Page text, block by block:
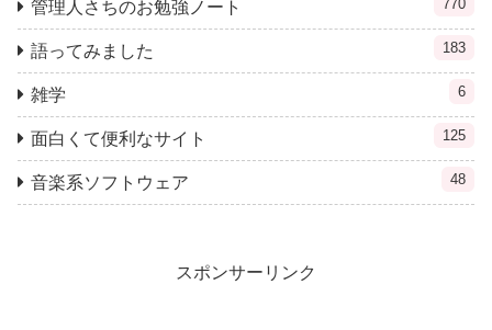
管理人さちのお勉強ノート 770
語ってみました 183
雑学 6
面白くて便利なサイト 125
音楽系ソフトウェア 48
スポンサーリンク